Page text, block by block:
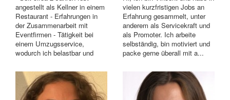
angestellt als Kellner in einem
Restaurant - Erfahrungen in
der Zusammenarbeit mit
Eventfirmen - Tätigkeit bei
einem Umzugsservice,
wodurch ich belastbar und
vielen kurzfristigen Jobs an
Erfahrung gesammelt, unter
anderem als Servicekraft und
als Promoter. Ich arbeite
selbständig, bin motiviert und
packe gerne überall mit a...